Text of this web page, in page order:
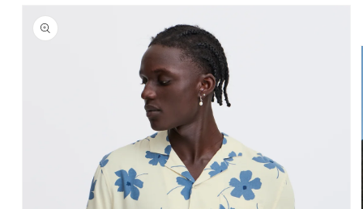
informations
produits